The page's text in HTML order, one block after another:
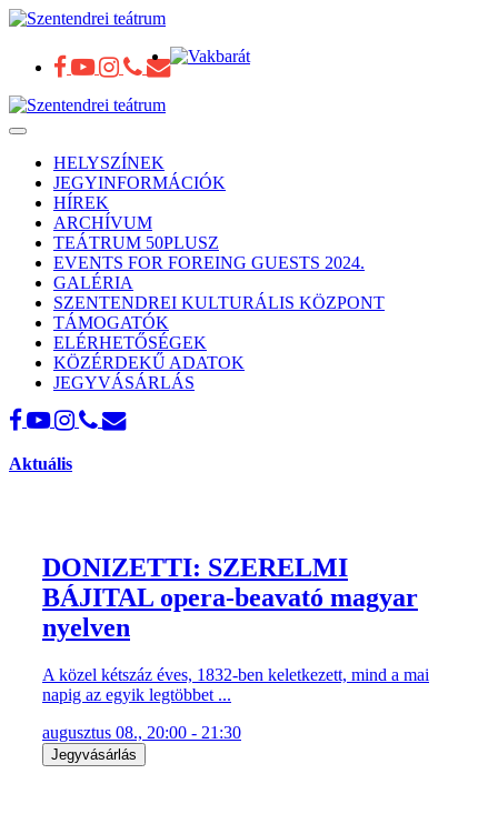
Toggle
navigationHELYSZÍNEK
JEGYINFORMÁCIÓK
HÍREK
ARCHÍVUM
TEÁTRUM 50PLUSZ
EVENTS FOR FOREING GUESTS 2024.
GALÉRIA
SZENTENDREI KULTURÁLIS KÖZPONT
TÁMOGATÓK
ELÉRHETŐSÉGEK
KÖZÉRDEKŰ ADATOK
JEGYVÁSÁRLÁS
Aktuális
DONIZETTI: SZERELMI
BÁJITAL opera-beavató magyar
nyelven
A közel kétszáz éves, 1832-ben keletkezett, mind a mai
napig az egyik legtöbbet ...
augusztus 08., 20:00 - 21:30
Jegyvásárlás